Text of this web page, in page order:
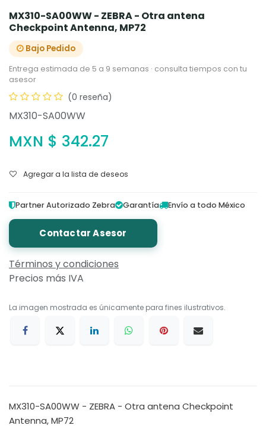
MX310-SA00WW - ZEBRA - Otra antena
Checkpoint Antenna, MP72
Bajo Pedido
Entrega estimada de 5 a 9 semanas · consulta tiempos con tu
asesor
(0 reseña)
MX310-SA00WW
MXN $ 342.27
Agregar a la lista de deseos
Partner Autorizado Zebra Garantía Envío a todo México
Contactar Asesor
Términos y condiciones
Precios más IVA
La imagen mostrada es únicamente para fines ilustrativos.
MX310-SA00WW - ZEBRA - Otra antena Checkpoint
Antenna, MP72